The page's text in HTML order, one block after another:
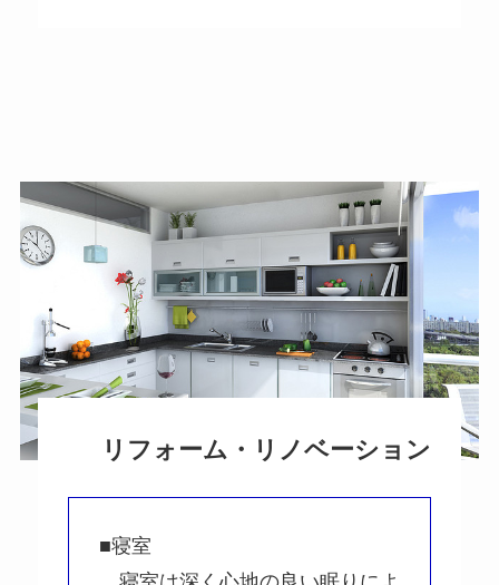
リフォーム・リノベーション
■寝室